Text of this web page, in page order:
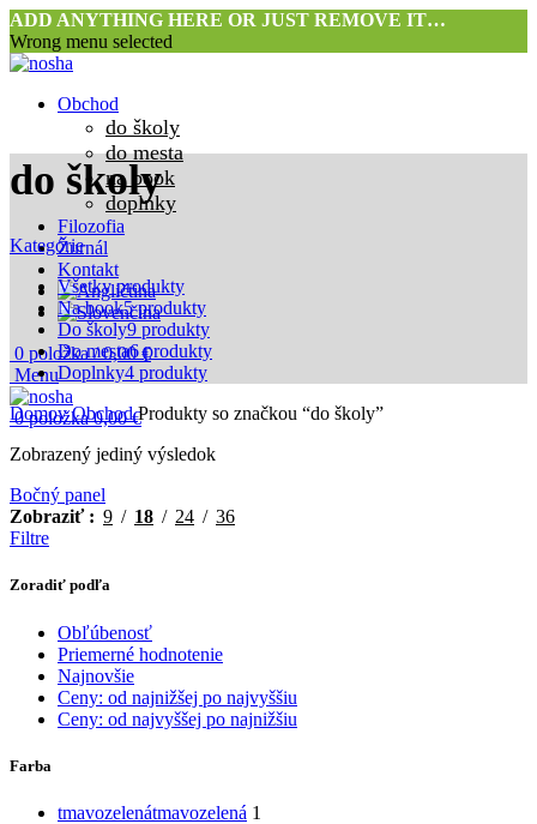
ADD ANYTHING HERE OR JUST REMOVE IT…
Wrong menu selected
Obchod
do školy
do mesta
na book
doplnky
Filozofia
Žurnál
Kontakt
0 položka / 0,00€
Menu
0položka 0,00€
do školy
Kategórie
Všetkyprodukty
Na book5 produkty
Do školy9 produkty
Do mesta6 produkty
Doplnky4 produkty
DomovObchodProdukty so značkou “do školy”
Zobrazený jediný výsledok
Bočný panel
Zobraziť
9 18 24
36
Filtre
Zoradiť podľa
Obľúbenosť
Priemerné hodnotenie
Najnovšie
Ceny: od najnižšej po najvyššiu
Ceny: od najvyššej po najnižšiu
Farba
tmavozelenátmavozelená 1